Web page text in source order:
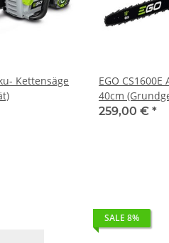
Kettensäge
EGO
40cm
259,00 € *
SALE 8%